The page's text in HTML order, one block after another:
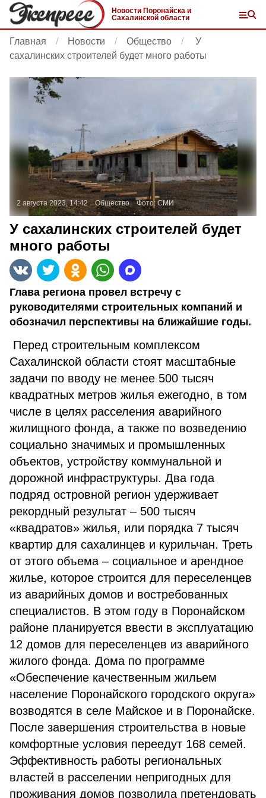
Новости Поронайска и
Сахалинской области
Главная Новости Общество
У
сахалинских строителей будет много работы
2 августа 2023, 14:42 Общество Фото:СМИ
У сахалинских строителей будет
много работы
Глава региона провел встречу с
руководителями строительных компаний и
обозначил перспективы на ближайшие годы.
Перед строительным комплексом
Сахалинской области стоят масштабные
задачи по вводу не менее 500 тысяч
квадратных метров жилья ежегодно, в том
числе в целях расселения аварийного
жилищного фонда, а также по возведению
социально значимых и промышленных
объектов, устройству коммунальной и
дорожной инфраструктуры. Два года
подряд островной регион удерживает
рекордный результат – 500 тысяч
«квадратов» жилья, или порядка 7 тысяч
квартир для сахалинцев и курильчан. Треть
от этого объема – социальное и арендное
жилье, которое строится для переселенцев
из аварийных домов и востребованных
специалистов. В этом году в Поронайском
районе планируется ввести в эксплуатацию
12 домов для переселенцев из аварийного
жилого фонда. Дома по программе
«Обеспечение качественным жильем
население Поронайского городского округа»
возводятся в селе Майское и в Поронайске.
После завершения строительства в новые
комфортные условия переедут 168 семей.
Эффективность работы региональных
властей в расселении непригодных для
проживания домов позволила претендовать